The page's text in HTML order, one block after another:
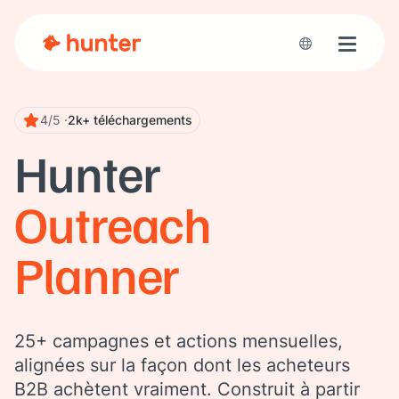
Toggle
4/5 ·2k+ téléchargements
Hunter
Outreach
Planner
25+ campagnes et actions mensuelles,
alignées sur la façon dont les acheteurs
B2B achètent vraiment. Construit à partir